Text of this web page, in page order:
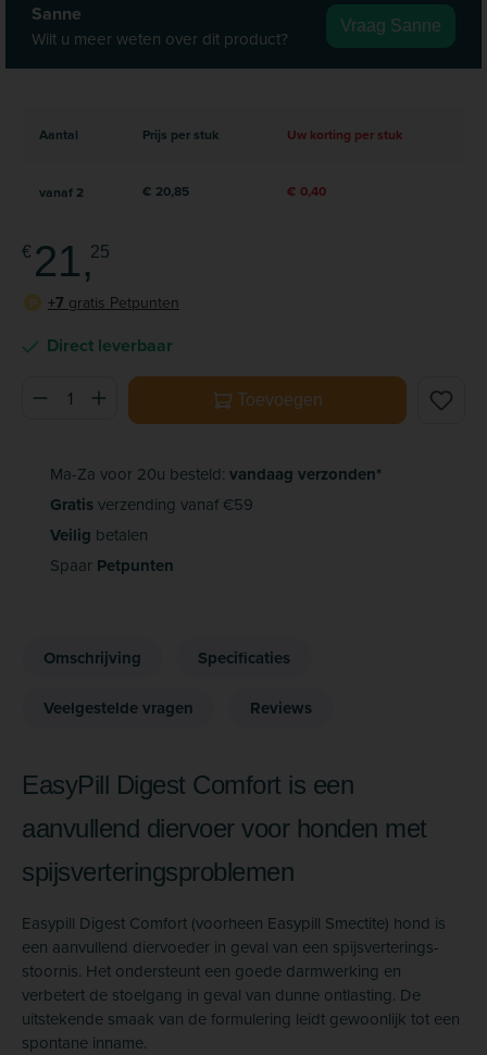
Sanne
Wilt u meer weten over dit product?
Vraag Sanne
Direct leverbaar
Aantal Prijs per stuk Uw korting per stuk
vanaf 2 € 20,85 € 0,40
€ 21,25
Producthoeveelheid: Voer de gewenste hoeveelheid in of
Toevoegen
P +7 gratis Petpunten
Ma-Za voor 20u besteld: vandaag verzonden*
Gratisverzending vanaf €59
Veilig betalen
Spaar Petpunten
Omschrijving Specificaties
Veelgestelde vragen Reviews
EasyPill Digest Comfort is een
aanvullend diervoer voor honden met
spijsverterings­problemen
Easypill Digest Comfort (voorheen Easypill Smectite) hond is
een aanvullend diervoeder in geval van een spijsverterings­
stoornis. Het ondersteunt een goede darmwerking en
verbetert de stoelgang in geval van dunne ontlasting. De
uitstekende smaak van de formulering leidt gewoonlijk tot een
spontane inname.